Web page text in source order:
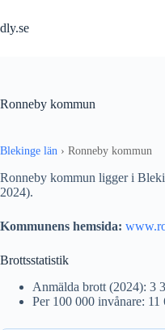
till
innehåll
dly.se
Ronneby kommun
Blekinge län › Ronneby kommun
Ronneby kommun ligger i
2024).
Kommunens hemsida:
Brottsstatistik
Anmälda brott (2024): 3
Per 100 000 invånare: 11